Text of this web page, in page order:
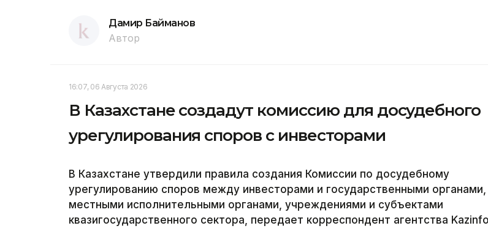
Дамир Байманов
Автор
16:07, 06 Августа 2026
В Казахстане создадут комиссию для досудебного
урегулирования споров с инвесторами
В Казахстане утвердили правила создания Комиссии по досудебному
урегулированию споров между инвесторами и государственными органами,
местными исполнительными органами, учреждениями и субъектами
квазигосударственного сектора, передает корреспондент агентства